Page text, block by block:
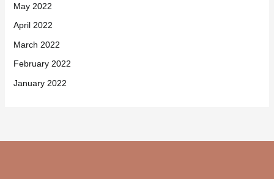
May 2022
April 2022
March 2022
February 2022
January 2022